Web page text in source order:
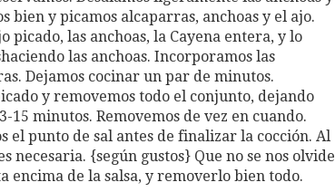
bien y picamos alcaparras, anchoas y el ajo.
picado, las anchoas, la Cayena entera, y lo
las anchoas. Incorporamos las
Dejamos cocinar un par de minutos.
y removemos todo el conjunto, dejando
minutos. Removemos de vez en cuando.
el punto de sal antes de finalizar la cocción. Al
necesaria. {según gustos} Que no se nos olvide
encima de la salsa, y removerlo bien todo.